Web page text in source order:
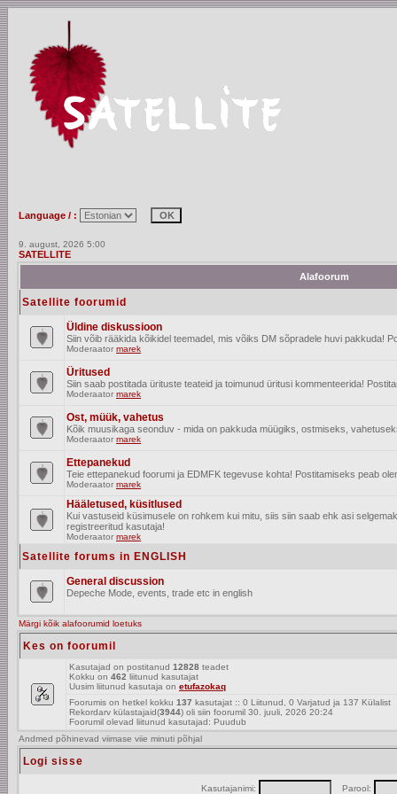
Language / :
9. august, 2026 5:00
SATELLITE
Alafoorum
Satellite foorumid
Üldine diskussioon
Siin võib rääkida kõikidel teemadel, mis võiks DM sõpradele huvi pakkuda!
Moderaator marek
Üritused
Siin saab postitada ürituste teateid ja toimunud üritusi kommenteerida!
Moderaator marek
Ost, müük, vahetus
Kõik muusikaga seonduv - mida on pakkuda müügiks, ostmiseks,
Moderaator marek
Ettepanekud
Teie ettepanekud foorumi ja EDMFK tegevuse kohta! Postitamiseks peab
Moderaator marek
Hääletused, küsitlused
Kui vastuseid küsimusele on rohkem kui mitu, siis siin saab ehk asi
registreeritud kasutaja!
Moderaator marek
Satellite forums in ENGLISH
General discussion
Depeche Mode, events, trade etc in english
Märgi kõik alafoorumid loetuks
Kes on foorumil
Kasutajad on postitanud 12828 teadet
Kokku on 462 liitunud kasutajat
Uusim liitunud kasutaja on etufazokaq
Foorumis on hetkel kokku 137 kasutajat :: 0 Liitunud, 0 Varjatud ja 137
Rekordarv külastajaid(3944) oli siin foorumil 30. juuli, 2026 20:24
Foorumil olevad liitunud kasutajad: Puudub
Andmed põhinevad viimase viie minuti põhjal
Logi sisse
Kasutajanimi: Parool: